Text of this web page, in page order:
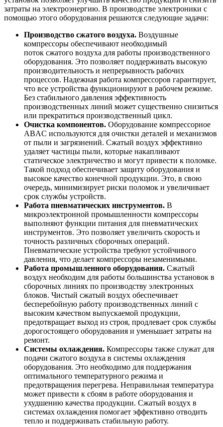
затраты на электроэнергию. В производстве электроники с
помощью этого оборудования решаются следующие задачи:
Производство сжатого воздуха. Воздушные
компрессоры обеспечивают необходимый
поток сжатого воздуха для работы производственного
оборудования. Это позволяет поддерживать высокую
производительность и непрерывность рабочих
процессов. Надежная работа компрессоров гарантирует,
что все устройства функционируют в рабочем режиме.
Без стабильного давления эффективность
производственных линий может существенно снизиться
или прекратиться производственный цикл.
Очистка компонентов. Оборудование компрессорное
ABAC используются для очистки деталей и механизмов
от пыли и загрязнений. Сжатый воздух эффективно
удаляет частицы пыли, которые накапливают
статическое электричество и могут привести к поломке.
Такой подход обеспечивает защиту оборудования и
высокое качество конечной продукции. Это, в свою
очередь, минимизирует риски поломок и увеличивает
срок службы устройств.
Работа пневматических инструментов. В
микроэлектронной промышленности компрессоры
выполняют функции питания для пневматических
инструментов. Это позволяет увеличить скорость и
точность различных сборочных операций.
Пневматические устройства требуют устойчивого
давления, что делает компрессоры незаменимыми.
Работа промышленного оборудования. Сжатый
воздух необходим для работы большинства установок в
сборочных линиях по производству электронных
блоков. Чистый сжатый воздух обеспечивает
бесперебойную работу производственных линий с
высоким качеством выпускаемой продукции,
предотвращает выход из строя, продлевает срок службы
дорогостоящего оборудования и уменьшает затраты на
ремонт.
Системы охлаждения. Компрессоры также служат для
подачи сжатого воздуха в системы охлаждения
оборудования. Это необходимо для поддержания
оптимального температурного режима и
предотвращения перегрева. Неправильная температура
может привести к сбоям в работе оборудования и
ухудшению качества продукции. Сжатый воздух в
системах охлаждения помогает эффективно отводить
тепло и поддерживать стабильную работу.